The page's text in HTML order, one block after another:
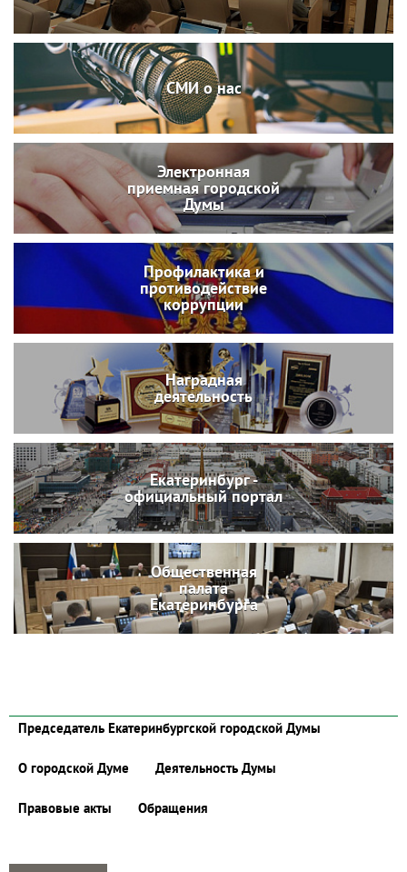
СМИ о нас
Электронная
приемная городской
Думы
Профилактика и
противодействие
коррупции
Наградная
деятельность
Екатеринбург -
официальный портал
Общественная
палата
Екатеринбурга
Председатель Екатеринбургской городской Думы
О городской Думе Деятельность Думы
Правовые акты Обращения